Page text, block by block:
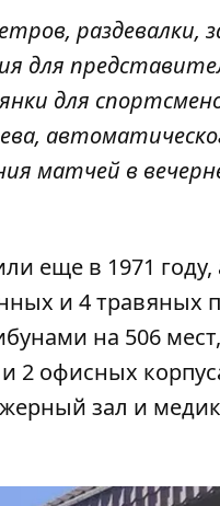
раздевалки,
для
для
матчей в
еще в 1971 году,
и 4 травяных
на 506
2 офисных
зал и